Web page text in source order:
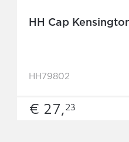
HH Cap
HH79802
€ 27,23